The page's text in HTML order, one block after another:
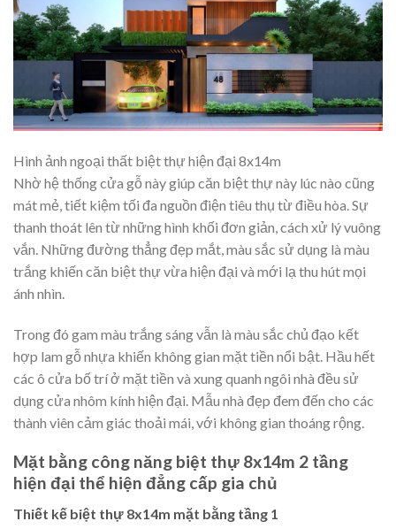
Hình ảnh ngoại thất biệt thự hiện đại 8x14m
Nhờ hệ thống cửa gỗ này giúp căn biệt thự này lúc nào cũng
mát mẻ, tiết kiệm tối đa nguồn điện tiêu thụ từ điều hòa. Sự
thanh thoát lên từ những hình khối đơn giản, cách xử lý vuông
vắn. Những đường thẳng đẹp mắt, màu sắc sử dụng là màu
trắng khiến căn biệt thự vừa hiện đại và mới lạ thu hút mọi
ánh nhìn.
Trong đó gam màu trắng sáng vẫn là màu sắc chủ đạo kết
hợp lam gỗ nhựa khiến không gian mặt tiền nổi bật. Hầu hết
các ô cửa bố trí ở mặt tiền và xung quanh ngôi nhà đều sử
dụng cửa nhôm kính hiện đại. Mẫu nhà đẹp đem đến cho các
thành viên cảm giác thoải mái, với không gian thoáng rộng.
Mặt bằng công năng biệt thự 8x14m 2 tầng
hiện đại thể hiện đẳng cấp gia chủ
Thiết kế biệt thự 8x14m mặt bằng tầng 1